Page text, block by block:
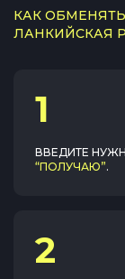
КАК ОБМЕНЯТЬ
ЛАНКИЙСКАЯ
1
ВВЕДИТЕ
“ПОЛУЧАЮ”.
2